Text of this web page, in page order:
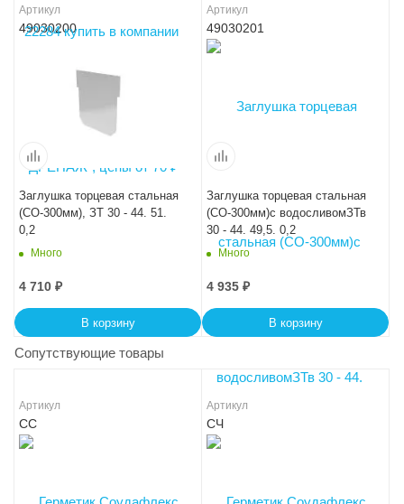
Артикул
49030200
Заглушка торцевая стальная
(СО-300мм), ЗТ 30 - 44. 51.
0,2
Много
4 710 ₽
В корзину
Артикул
49030201
Заглушка торцевая стальная
(СО-300мм)с водосливомЗТв
30 - 44. 49,5. 0,2
Много
4 935 ₽
В корзину
Сопутствующие товары
Артикул
СС
Артикул
СЧ